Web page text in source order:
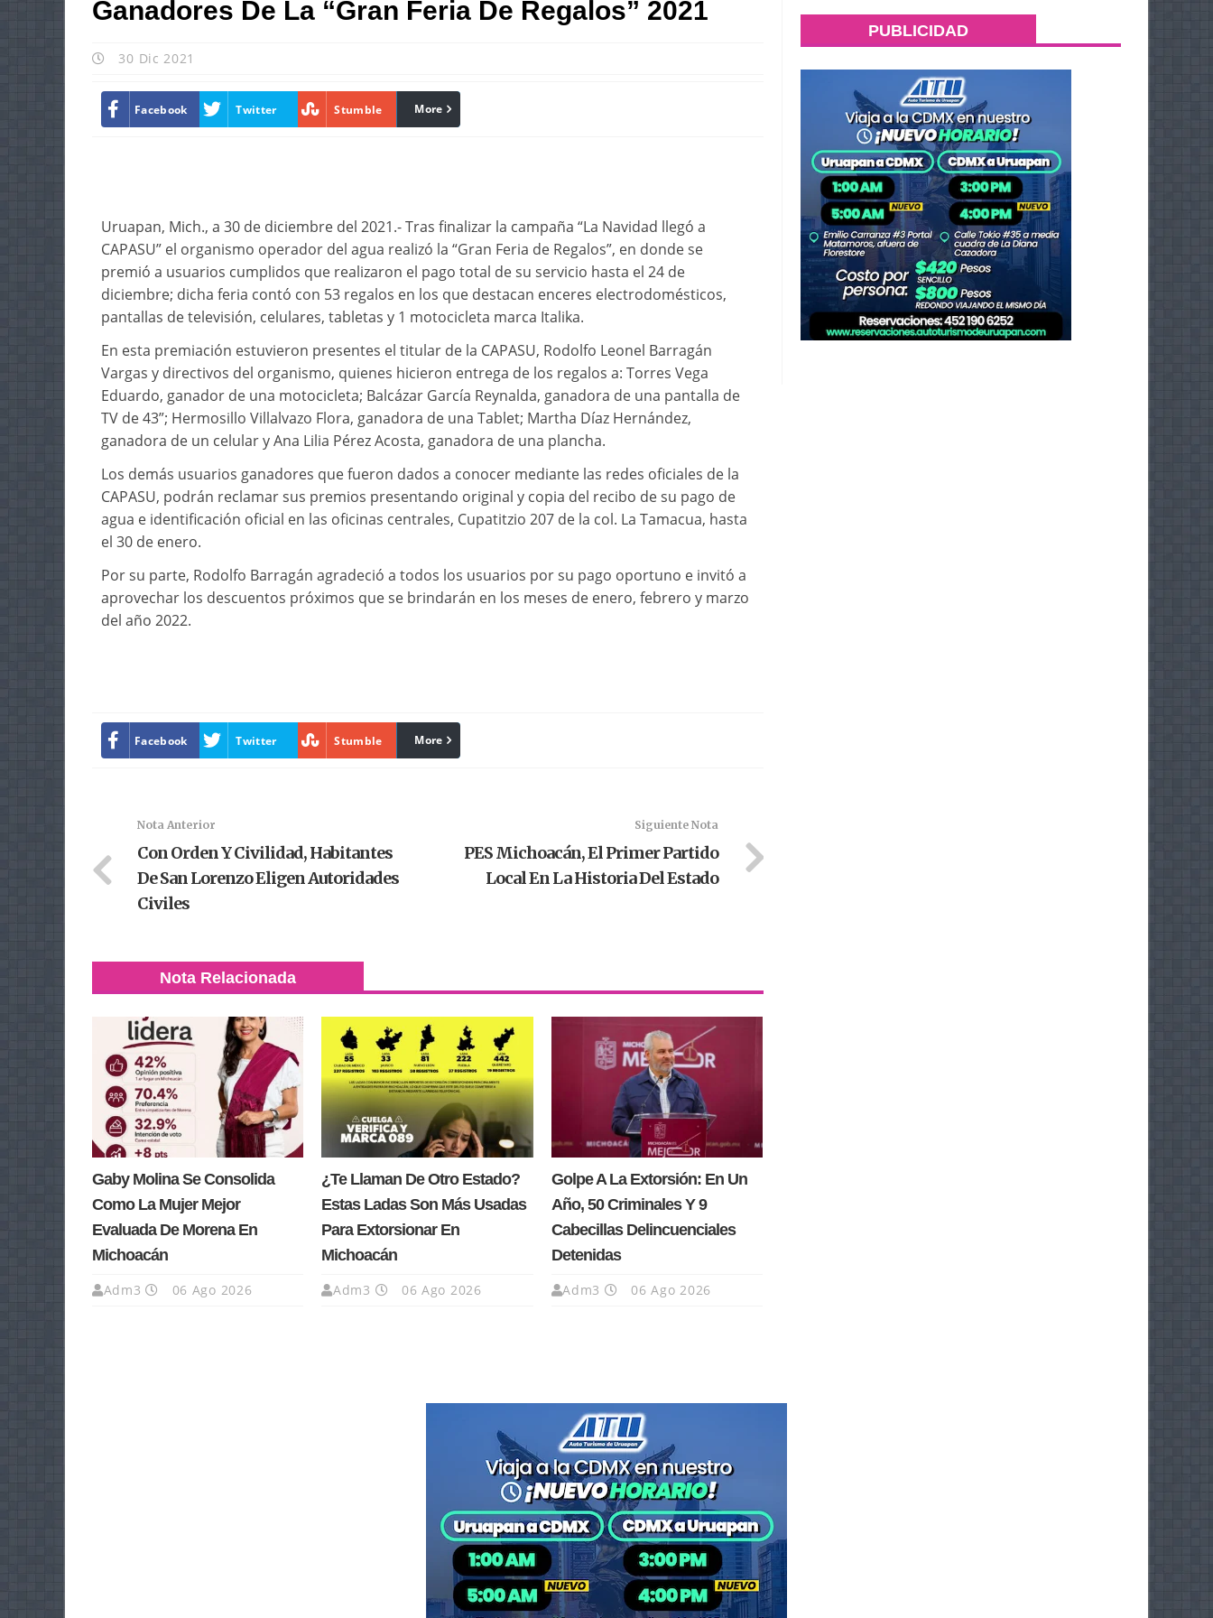
Ganadores De La “Gran Feria De Regalos” 2021
30 Dic 2021
Facebook Twitter Stumble linkedin
More
Uruapan, Mich., a 30 de diciembre del 2021.- Tras finalizar la campaña “La Navidad llegó a
CAPASU” el organismo operador del agua realizó la “Gran Feria de Regalos”, en donde se
premió a usuarios cumplidos que realizaron el pago total de su servicio hasta el 24 de
diciembre; dicha feria contó con 53 regalos en los que destacan enceres electrodomésticos,
pantallas de televisión, celulares, tabletas y 1 motocicleta marca Italika.
En esta premiación estuvieron presentes el titular de la CAPASU, Rodolfo Leonel Barragán
Vargas y directivos del organismo, quienes hicieron entrega de los regalos a: Torres Vega
Eduardo, ganador de una motocicleta; Balcázar García Reynalda, ganadora de una pantalla de
TV de 43”; Hermosillo Villalvazo Flora, ganadora de una Tablet; Martha Díaz Hernández,
ganadora de un celular y Ana Lilia Pérez Acosta, ganadora de una plancha.
Los demás usuarios ganadores que fueron dados a conocer mediante las redes oficiales de la
CAPASU, podrán reclamar sus premios presentando original y copia del recibo de su pago de
agua e identificación oficial en las oficinas centrales, Cupatitzio 207 de la col. La Tamacua, hasta
el 30 de enero.
Por su parte, Rodolfo Barragán agradeció a todos los usuarios por su pago oportuno e invitó a
aprovechar los descuentos próximos que se brindarán en los meses de enero, febrero y marzo
del año 2022.
Facebook Twitter Stumble linkedin
More
Nota Anterior
Con Orden Y Civilidad, Habitantes
De San Lorenzo Eligen Autoridades
Civiles
Siguiente Nota
PES Michoacán, El Primer Partido
Local En La Historia Del Estado
Nota Relacionada
Gaby Molina Se Consolida
Como La Mujer Mejor
Evaluada De Morena En
Michoacán
Adm3 06 Ago 2026
¿Te Llaman De Otro Estado?
Estas Ladas Son Más Usadas
Para Extorsionar En
Michoacán
Adm3 06 Ago 2026
Golpe A La Extorsión: En Un
Año, 50 Criminales Y 9
Cabecillas Delincuenciales
Detenidas
Adm3 06 Ago 2026
PUBLICIDAD